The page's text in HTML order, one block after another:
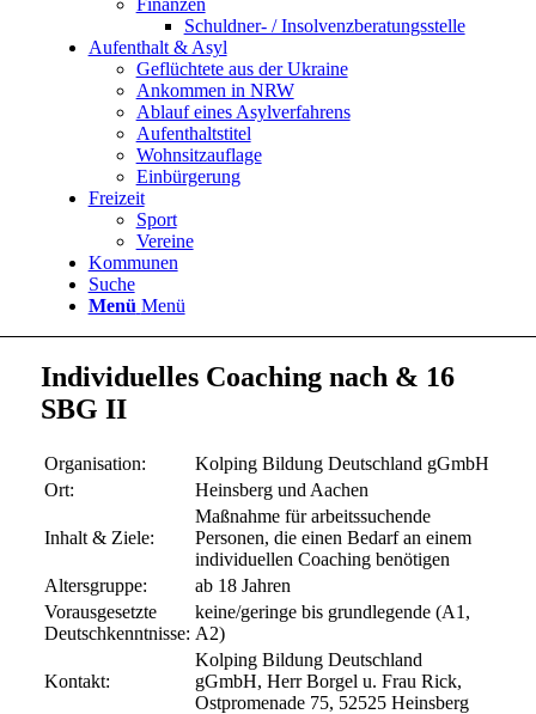
Finanzen
Schuldner- / Insolvenzberatungsstelle
Aufenthalt & Asyl
Geflüchtete aus der Ukraine
Ankommen in NRW
Ablauf eines Asylverfahrens
Aufenthaltstitel
Wohnsitzauflage
Einbürgerung
Freizeit
Sport
Vereine
Kommunen
Suche
Menü Menü
Individuelles Coaching nach & 16
SBG II
Organisation:
Kolping Bildung Deutschland gGmbH
Ort:
Heinsberg und Aachen
Inhalt & Ziele:
Maßnahme für arbeitssuchende
Personen, die einen Bedarf an einem
individuellen Coaching benötigen
Altersgruppe:
ab 18 Jahren
Vorausgesetzte
Deutschkenntnisse:
keine/geringe bis grundlegende (A1,
A2)
Kontakt:
Kolping Bildung Deutschland
gGmbH, Herr Borgel u. Frau Rick,
Ostpromenade 75, 52525 Heinsberg